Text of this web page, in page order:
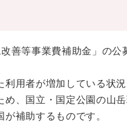
善等事業費補助金」の公
用者が増加している状
、国立・国定公園の山
補助するものです。